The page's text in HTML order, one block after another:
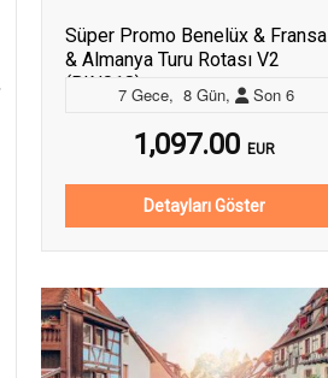
Süper Promo Benelüx & Fransa
& Almanya Turu Rotası V2
(BIN018)
7 Gece, 8 Gün, Son 6
1,097.00 EUR
Detayları Göster